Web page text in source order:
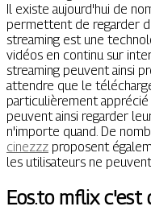
Il existe aujourd'hui de
permettent de regarder
streaming est une
vidéos en continu sur
streaming peuvent ainsi
attendre que le
particulièrement
peuvent ainsi regarder
n'importe quand. De
cinezzz proposent
les utilisateurs ne
Eos.to mflix c'est